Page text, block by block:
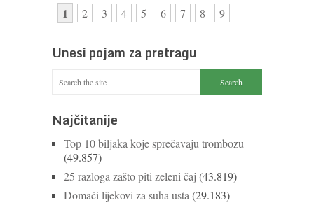
1 2 3 4 5 6 7 8 9
Unesi pojam za pretragu
Najčitanije
Top 10 biljaka koje sprečavaju trombozu
(49.857)
25 razloga zašto piti zeleni čaj (43.819)
Domaći lijekovi za suha usta (29.183)